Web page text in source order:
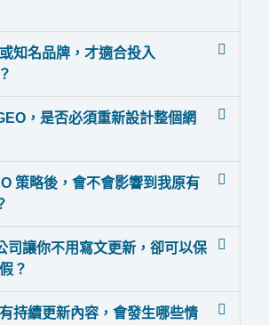
知名品牌，才適合投入
，是否必須重新設計整個網
策略後，會不會影響到我原有
司讓你不用寫文更新，卻可以保
？
持續更新內容，會發生哪些情